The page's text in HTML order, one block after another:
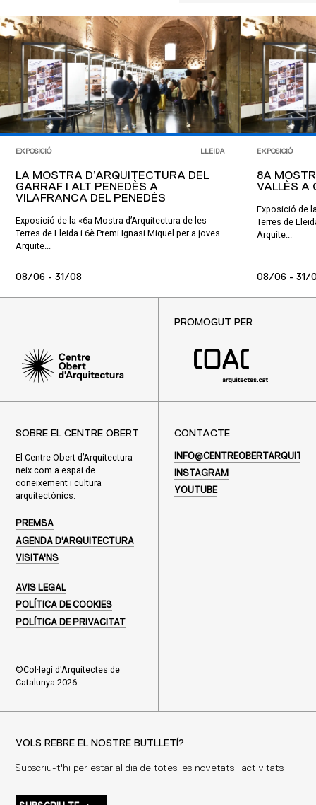
EXPOSICIÓ LLEIDA
LA MOSTRA D’ARQUITECTURA DEL
GARRAF I ALT PENEDÈS A
VILAFRANCA DEL PENEDÈS
Exposició de la «6a Mostra d’Arquitectura de les
Terres de Lleida i 6è Premi Ignasi Miquel per a joves
Arquite...
08/06 - 31/08
EXPOSICIÓ
8A
VALLÈS A
Exposició de
Terres de
Arquite...
08/06 - 31/
PROMOGUT PER
SOBRE EL CENTRE OBERT
El Centre Obert d’Arquitectura
neix com a espai de
coneixement i cultura
arquitectònics.
PREMSA
AGENDA D'ARQUITECTURA
VISITA'NS
AVIS LEGAL
POLÍTICA DE COOKIES
POLÍTICA DE PRIVACITAT
©Col·legi d'Arquitectes de
Catalunya 2026
CONTACTE
INSTAGRAM
YOUTUBE
VOLS REBRE EL NOSTRE BUTLLETÍ?
Subscriu-t'hi per estar al dia de totes les novetats i activitats